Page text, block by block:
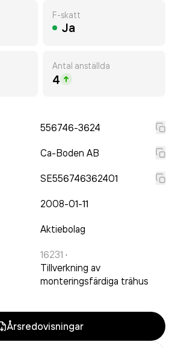
F-skatt
Ja
Antal anställda
4
556746-3624
Ca-Boden AB
SE556746362401
2008-01-11
Aktiebolag
16231 ·
Tillverkning av
monteringsfärdiga trähus
Årsredovisningar